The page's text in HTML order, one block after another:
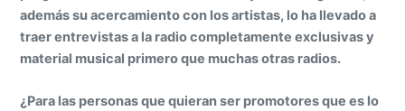
además su acercamiento con los artistas, lo ha llevado a
traer entrevistas a la radio completamente exclusivas y
material musical primero que muchas otras radios.
¿Para las personas que quieran ser promotores que es lo